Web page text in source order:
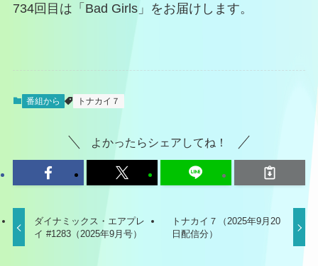
734回目は「Bad Girls」をお届けします。
番組から トナカイ７
よかったらシェアしてね！
ダイナミックス・エアプレ
イ #1283（2025年9月号）
トナカイ７（2025年9月20
日配信分）